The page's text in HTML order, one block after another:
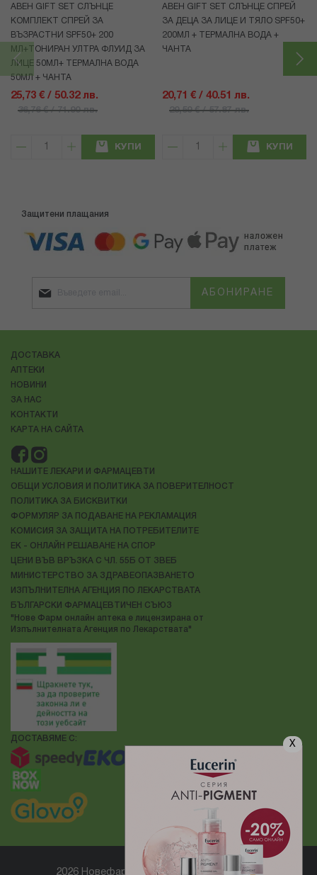
X
АВЕН GIFT SET СЛЪНЦЕ
КОМПЛЕКТ СПРЕЙ ЗА
ВЪЗРАСТНИ SPF50+ 200
МЛ+ТОНИРАН УЛТРА ФЛУИД ЗА
ЛИЦЕ 50МЛ+ ТЕРМАЛНА ВОДА
50МЛ + ЧАНТА
25,73 € / 50.32 лв.
36,76 € / 71.90 лв.
КУПИ
АВЕН GIFT SET СЛЪНЦЕ СПРЕЙ
ЗА ДЕЦА ЗА ЛИЦЕ И ТЯЛО SPF50+
200МЛ + ТЕРМАЛНА ВОДА +
ЧАНТА
20,71 € / 40.51 лв.
29,59 € / 57.87 лв.
КУПИ
Защитени плащания
АБОНИРАНЕ
ДОСТАВКА
АПТЕКИ
НОВИНИ
ЗА НАС
КОНТАКТИ
КАРТА НА САЙТА
НАШИТЕ ЛЕКАРИ И ФАРМАЦЕВТИ
ОБЩИ УСЛОВИЯ И ПОЛИТИКА ЗА ПОВЕРИТЕЛНОСТ
ПОЛИТИКА ЗА БИСКВИТКИ
ФОРМУЛЯР ЗА ПОДАВАНЕ НА РЕКЛАМАЦИЯ
КОМИСИЯ ЗА ЗАЩИТА НА ПОТРЕБИТЕЛИТЕ
ЕК - ОНЛАЙН РЕШАВАНЕ НА СПОР
ЦЕНИ ВЪВ ВРЪЗКА С ЧЛ. 55Б ОТ ЗВЕБ
МИНИСТЕРСТВО ЗА ЗДРАВЕОПАЗВАНЕТО
ИЗПЪЛНИТЕЛНА АГЕНЦИЯ ПО ЛЕКАРСТВАТА
БЪЛГАРСКИ ФАРМАЦЕВТИЧЕН СЪЮЗ
"Нове Фарм онлайн аптека е лицензирана от
Изпълнителната Агенция по Лекарствата"
ДОСТАВЯМЕ С:
2026 Новефарм ® Всички права запазени